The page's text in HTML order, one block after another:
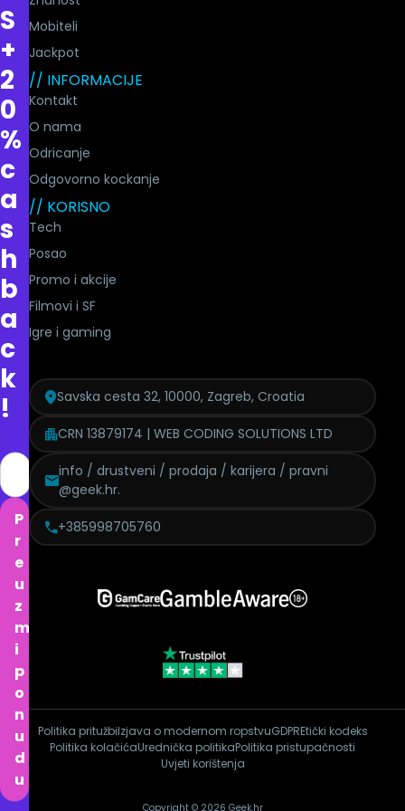
S
+
2
0
%
c
a
s
h
b
a
c
k
!
P
r
e
u
z
m
i
p
o
n
u
d
u
Mobiteli
Jackpot
// INFORMACIJE
Kontakt
O nama
Odricanje
Odgovorno kockanje
// KORISNO
Tech
Posao
Promo i akcije
Filmovi i SF
Igre i gaming
Savska cesta 32, 10000, Zagreb, Croatia
CRN 13879174 | WEB CODING SOLUTIONS LTD
info / drustveni / prodaja / karijera / pravni
@geek.hr.
+385998705760
Politika pritužbiIzjava o modernom ropstvuGDPREtički kodeks
Politika kolačićaUrednička politikaPolitika pristupačnosti
Uvjeti korištenja
Copyright © 2026 Geek.hr